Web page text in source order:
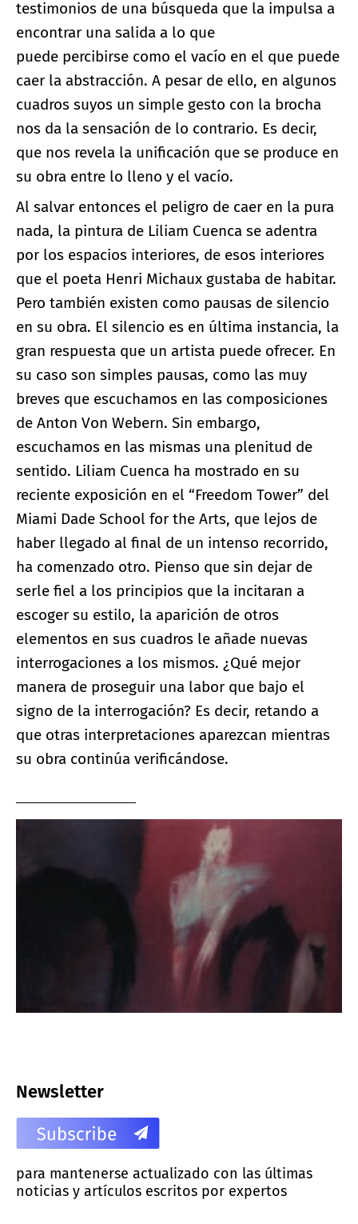
testimonios de una búsqueda que la impulsa a
encontrar una salida a lo que
puede percibirse como el vacío en el que puede
caer la abstracción. A pesar de ello, en algunos
cuadros suyos un simple gesto con la brocha
nos da la sensación de lo contrario. Es decir,
que nos revela la unificación que se produce en
su obra entre lo lleno y el vacío.
Al salvar entonces el peligro de caer en la pura
nada, la pintura de Liliam Cuenca se adentra
por los espacios interiores, de esos interiores
que el poeta Henri Michaux gustaba de habitar.
Pero también existen como pausas de silencio
en su obra. El silencio es en última instancia, la
gran respuesta que un artista puede ofrecer. En
su caso son simples pausas, como las muy
breves que escuchamos en las composiciones
de Anton Von Webern. Sin embargo,
escuchamos en las mismas una plenitud de
sentido. Liliam Cuenca ha mostrado en su
reciente exposición en el “Freedom Tower” del
Miami Dade School for the Arts, que lejos de
haber llegado al final de un intenso recorrido,
ha comenzado otro. Pienso que sin dejar de
serle fiel a los principios que la incitaran a
escoger su estilo, la aparición de otros
elementos en sus cuadros le añade nuevas
interrogaciones a los mismos. ¿Qué mejor
manera de proseguir una labor que bajo el
signo de la interrogación? Es decir, retando a
que otras interpretaciones aparezcan mientras
su obra continúa verificándose.
Newsletter
para mantenerse actualizado con las últimas
noticias y artículos escritos por expertos